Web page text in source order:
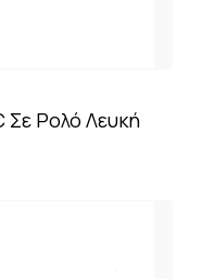
Ρολό Λευκή